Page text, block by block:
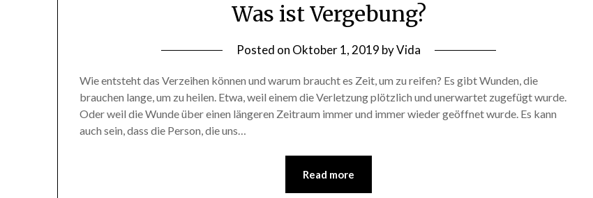
Was ist Vergebung?
Posted on Oktober 1, 2019 byVida
Wie entsteht das Verzeihen können und warum braucht es Zeit, um zu reifen? Es gibt Wunden, die
brauchen lange, um zu heilen. Etwa, weil einem die Verletzung plötzlich und unerwartet zugefügt wurde.
Oder weil die Wunde über einen längeren Zeitraum immer und immer wieder geöffnet wurde. Es kann
auch sein, dass die Person, die uns…
Read more